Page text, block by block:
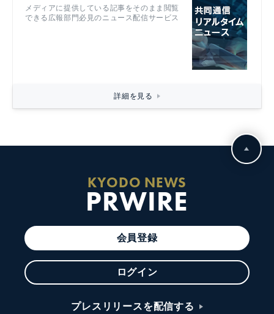
メディアに提供している記事をそのまま閲覧
できる広報部門必見のニュース配信サービス
詳細を見る
KYODO NEWS
PRWIRE
会員登録
ログイン
プレスリリースを配信する